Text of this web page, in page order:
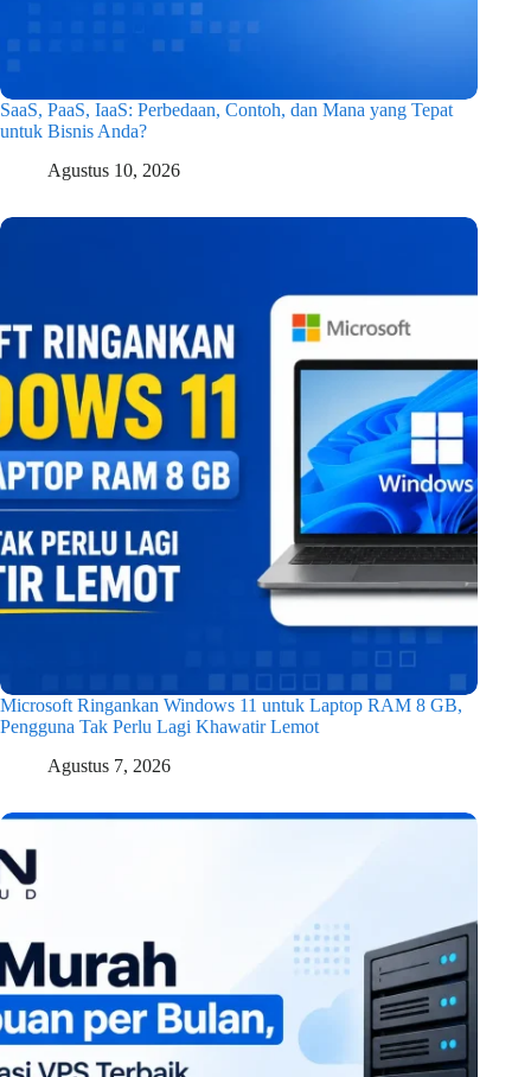
SaaS, PaaS, IaaS: Perbedaan, Contoh, dan Mana yang Tepat
untuk Bisnis Anda?
Agustus 10, 2026
Microsoft Ringankan Windows 11 untuk Laptop RAM 8 GB,
Pengguna Tak Perlu Lagi Khawatir Lemot
Agustus 7, 2026